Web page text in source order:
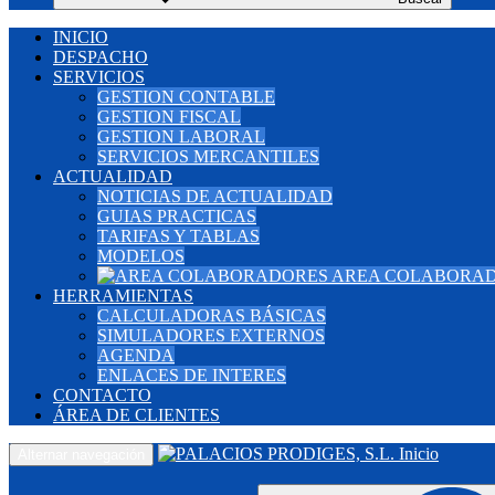
INICIO
DESPACHO
SERVICIOS
GESTION CONTABLE
GESTION FISCAL
GESTION LABORAL
SERVICIOS MERCANTILES
ACTUALIDAD
NOTICIAS DE ACTUALIDAD
GUIAS PRACTICAS
TARIFAS Y TABLAS
MODELOS
AREA
HERRAMIENTAS
CALCULADORAS BÁSICAS
SIMULADORES EXTERNOS
AGENDA
ENLACES DE INTERES
CONTACTO
ÁREA DE CLIENTES
Inicio